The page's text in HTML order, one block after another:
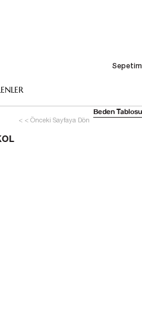
Sepetim
< < Önceki Sayfaya Dön
Beden Tablosu